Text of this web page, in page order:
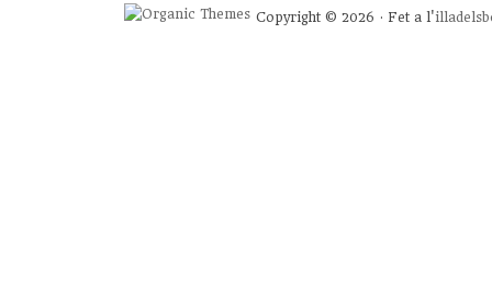
Copyright © 2026 · Fet a l'